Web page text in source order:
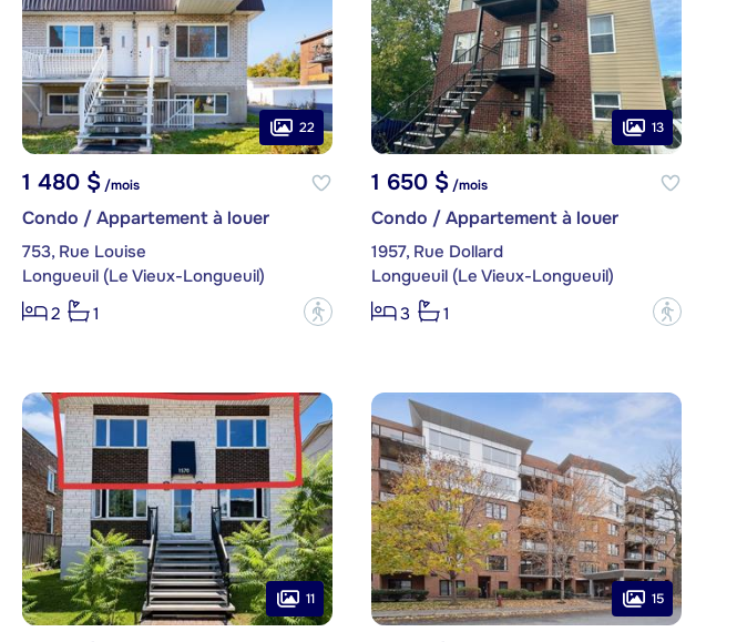
22
1 480 $/mois
Condo / Appartement à louer
753, Rue Louise
Longueuil (Le Vieux-Longueuil)
2
1 ?
13
1 650 $/mois
Condo / Appartement à louer
1957, Rue Dollard
Longueuil (Le Vieux-Longueuil)
3
1 ?
11 15